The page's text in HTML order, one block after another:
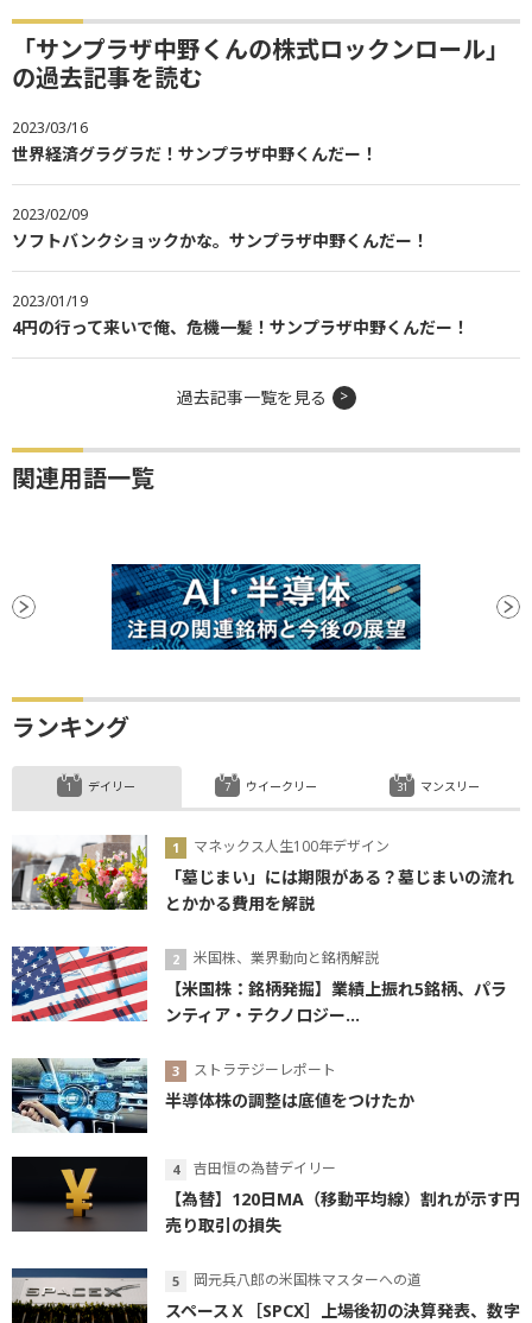
「サンプラザ中野くんの株式ロックンロール」
の過去記事を読む
2023/03/16
世界経済グラグラだ！サンプラザ中野くんだー！
2023/02/09
ソフトバンクショックかな。サンプラザ中野くんだー！
2023/01/19
4円の行って来いで俺、危機一髪！サンプラザ中野くんだー！
過去記事一覧を見る
関連用語一覧
ランキング
デイリー
マネックス人生100年デザイン
「墓じまい」には期限がある？墓じまいの流れ
とかかる費用を解説
米国株、業界動向と銘柄解説
【米国株：銘柄発掘】業績上振れ5銘柄、パラ
ンティア・テクノロジー...
ストラテジーレポート
半導体株の調整は底値をつけたか
吉田恒の為替デイリー
【為替】120日MA（移動平均線）割れが示す円
売り取引の損失
岡元兵八郎の米国株マスターへの道
スペースＸ［SPCX］上場後初の決算発表、数字
ウイークリー マンスリー